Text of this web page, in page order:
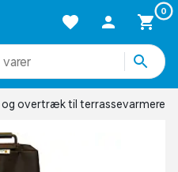
0
varer
overtræk til terrassevarmere